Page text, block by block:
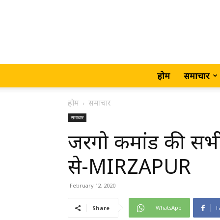
होम समाचार
होम समाचार
समाचार
जरगो कमांड की
से-MIRZAPUR
February 12, 2020
Share WhatsApp